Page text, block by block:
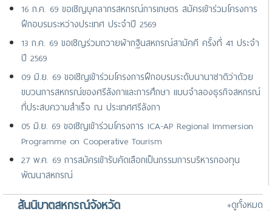
16 ก.ค. 69 ขอเชิญบุคลากรสหกรณ์การเกษตร สมัครเข้าร่วมโครงการ
ฝึกอบรมระหว่างประเทศ ประจำปี 2569
13 ก.ค. 69 ขอเชิญร่วมถวายผ้ากฐินสหกรณ์สามัคคี ครั้งที่ 41 ประจำ
ปี 2569
09 มิ.ย. 69 ขอเชิญเข้าร่วมโครงการฝึกอบรมระดับนานาชาติว่าด้วย
ขบวนการสหกรณ์ของศรีลังกาและการศึกษา แบบจำลองธุรกิจสหกรณ์
ที่ประสบความสำเร็จ ณ ประเทศศรีลังกา
05 มิ.ย. 69 ขอเชิญเข้าร่วมโครงการ ICA-AP Regional Immersion
Programme on Cooperative Tourism
27 พ.ค. 69 การสมัครเข้ารับคัดเลือกเป็นกรรมการบริหารกองทุน
พัฒนาสหกรณ์
17 เม.ย. 69 ขอเชิญเข้าร่วมการสัมมนานานาชาติ เรื่อง “GP+
สันนิบาตสหกรณ์จังหวัด
+ดูทั้งหมด